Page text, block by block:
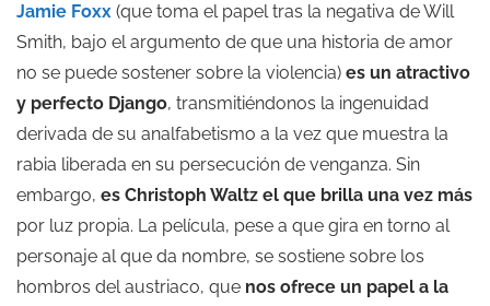
Jamie Foxx (que toma el papel tras la negativa de Will
Smith, bajo el argumento de que una historia de amor
no se puede sostener sobre la violencia) es un atractivo
y perfecto Django, transmitiéndonos la ingenuidad
derivada de su analfabetismo a la vez que muestra la
rabia liberada en su persecución de venganza. Sin
embargo, es Christoph Waltz el que brilla una vez más
por luz propia. La película, pese a que gira en torno al
personaje al que da nombre, se sostiene sobre los
hombros del austriaco, que nos ofrece un papel a la